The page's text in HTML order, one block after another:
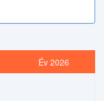
Év 2026